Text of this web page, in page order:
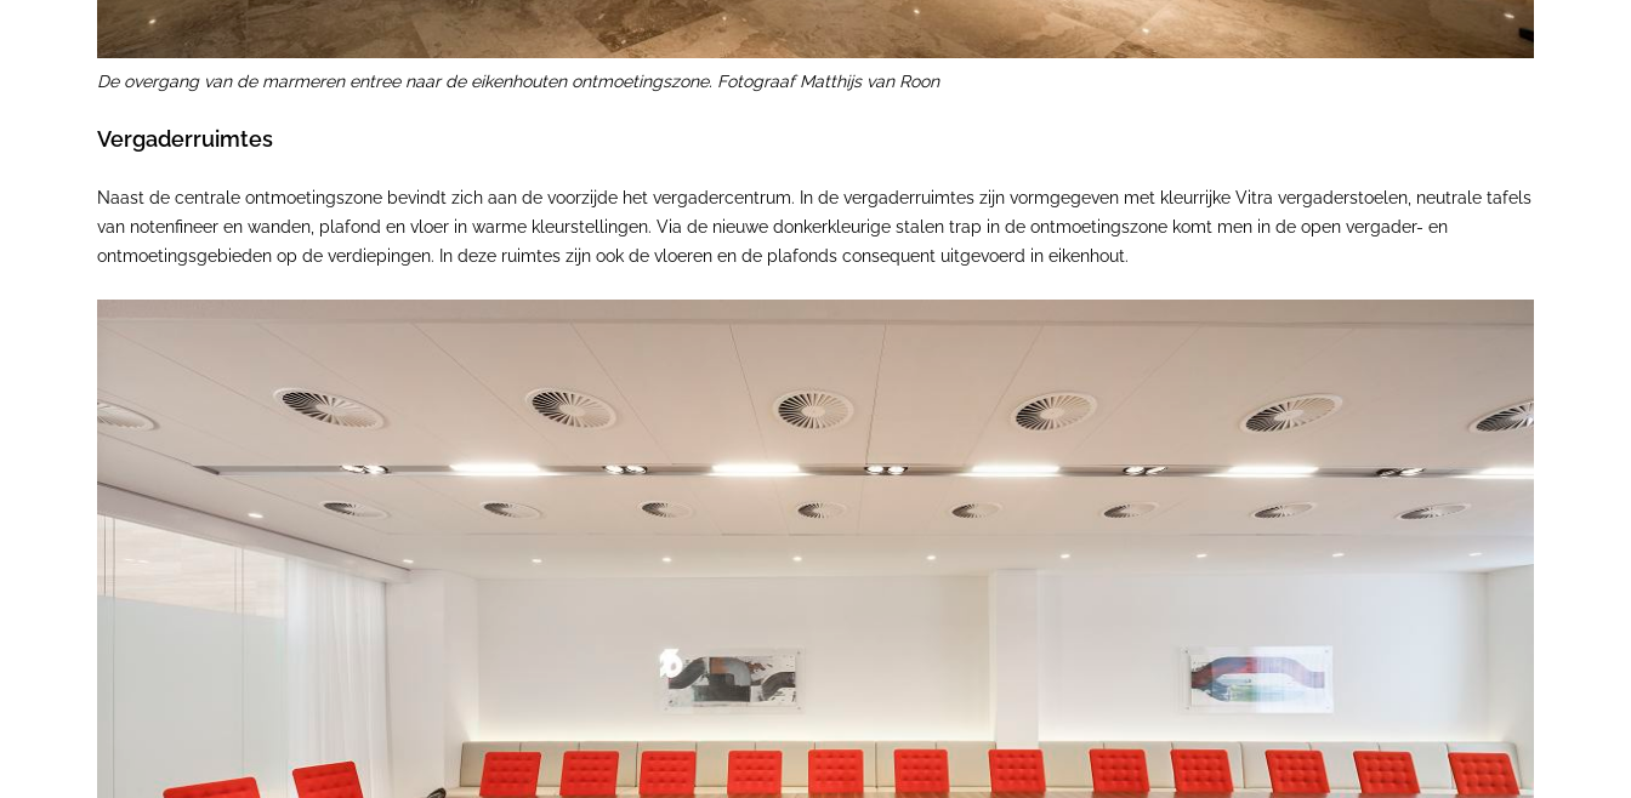
De overgang van de marmeren entree naar de eikenhouten ontmoetingszone. Fotograaf Matthijs van Roon
Vergaderruimtes
Naast de centrale ontmoetingszone bevindt zich aan de voorzijde het vergadercentrum. In de vergaderruimtes zijn vormgegeven met kleurrijke Vitra vergaderstoelen, neutrale tafels
van notenfineer en wanden, plafond en vloer in warme kleurstellingen. Via de nieuwe donkerkleurige stalen trap in de ontmoetingszone komt men in de open vergader- en
ontmoetingsgebieden op de verdiepingen. In deze ruimtes zijn ook de vloeren en de plafonds consequent uitgevoerd in eikenhout.